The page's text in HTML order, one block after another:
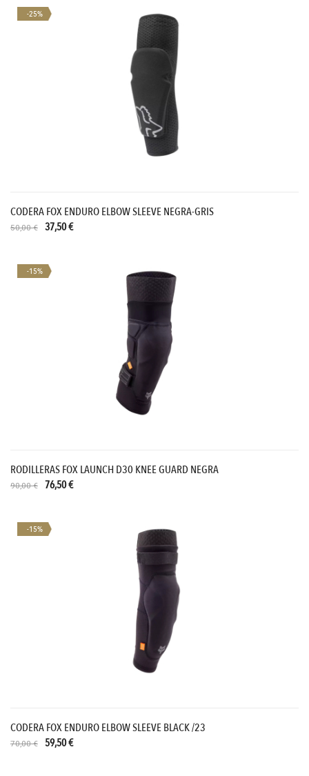
-25%
CODERA FOX ENDURO ELBOW SLEEVE NEGRA-GRIS
50,00 € 37,50 €
-15%
RODILLERAS FOX LAUNCH D30 KNEE GUARD NEGRA
90,00 € 76,50 €
-15%
CODERA FOX ENDURO ELBOW SLEEVE BLACK /23
70,00 € 59,50 €